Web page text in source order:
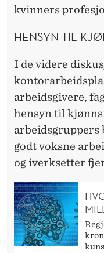
kvinners
HENSYN TIL
I de videre
arbeidsgivere,
hensyn til
arbeidsgruppers
godt voksne
og iverksetter